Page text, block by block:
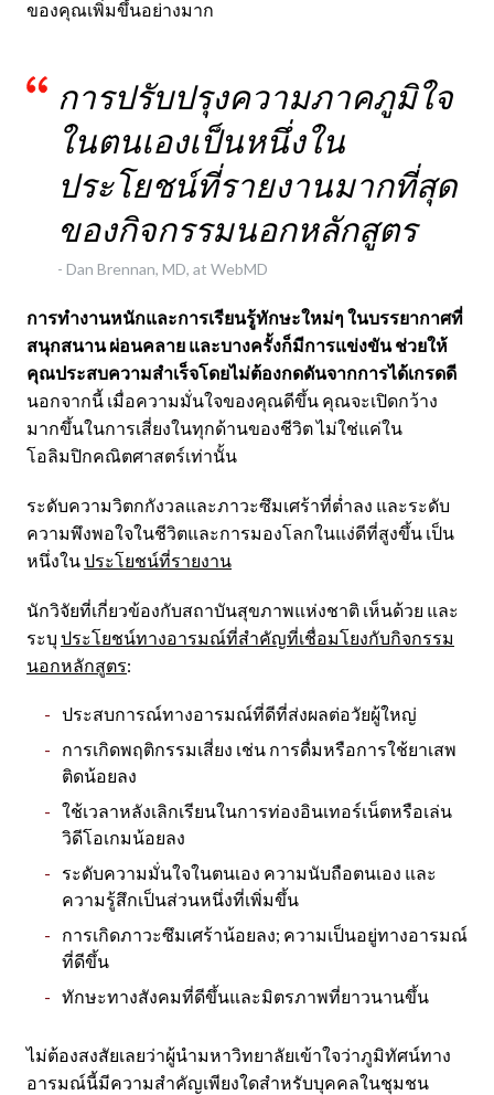
ของคุณเพิ่มขึ้นอย่างมาก
การปรับปรุงความภาคภูมิใจ
ในตนเองเป็นหนึ่งใน
ประโยชน์ที่รายงานมากที่สุด
ของกิจกรรมนอกหลักสูตร
- Dan Brennan, MD, at WebMD
การทำงานหนักและการเรียนรู้ทักษะใหม่ๆ ในบรรยากาศที่
สนุกสนาน ผ่อนคลาย และบางครั้งก็มีการแข่งขัน ช่วยให้
คุณประสบความสำเร็จโดยไม่ต้องกดดันจากการได้เกรดดี
นอกจากนี้ เมื่อความมั่นใจของคุณดีขึ้น คุณจะเปิดกว้าง
มากขึ้นในการเสี่ยงในทุกด้านของชีวิต ไม่ใช่แค่ใน
โอลิมปิกคณิตศาสตร์เท่านั้น
ระดับความวิตกกังวลและภาวะซึมเศร้าที่ต่ำลง และระดับ
ความพึงพอใจในชีวิตและการมองโลกในแง่ดีที่สูงขึ้น เป็น
หนึ่งในประโยชน์ที่รายงาน
นักวิจัยที่เกี่ยวข้องกับสถาบันสุขภาพแห่งชาติ เห็นด้วย และ
ระบุ ประโยชน์ทางอารมณ์ที่สำคัญที่เชื่อมโยงกับกิจกรรม
นอกหลักสูตร:
ประสบการณ์ทางอารมณ์ที่ดีที่ส่งผลต่อวัยผู้ใหญ่
การเกิดพฤติกรรมเสี่ยง เช่น การดื่มหรือการใช้ยาเสพ
ติดน้อยลง
ใช้เวลาหลังเลิกเรียนในการท่องอินเทอร์เน็ตหรือเล่น
วิดีโอเกมน้อยลง
ระดับความมั่นใจในตนเอง ความนับถือตนเอง และ
ความรู้สึกเป็นส่วนหนึ่งที่เพิ่มขึ้น
การเกิดภาวะซึมเศร้าน้อยลง; ความเป็นอยู่ทางอารมณ์
ที่ดีขึ้น
ทักษะทางสังคมที่ดีขึ้นและมิตรภาพที่ยาวนานขึ้น
ไม่ต้องสงสัยเลยว่าผู้นำมหาวิทยาลัยเข้าใจว่าภูมิทัศน์ทาง
อารมณ์นี้มีความสำคัญเพียงใดสำหรับบุคคลในชุมชน